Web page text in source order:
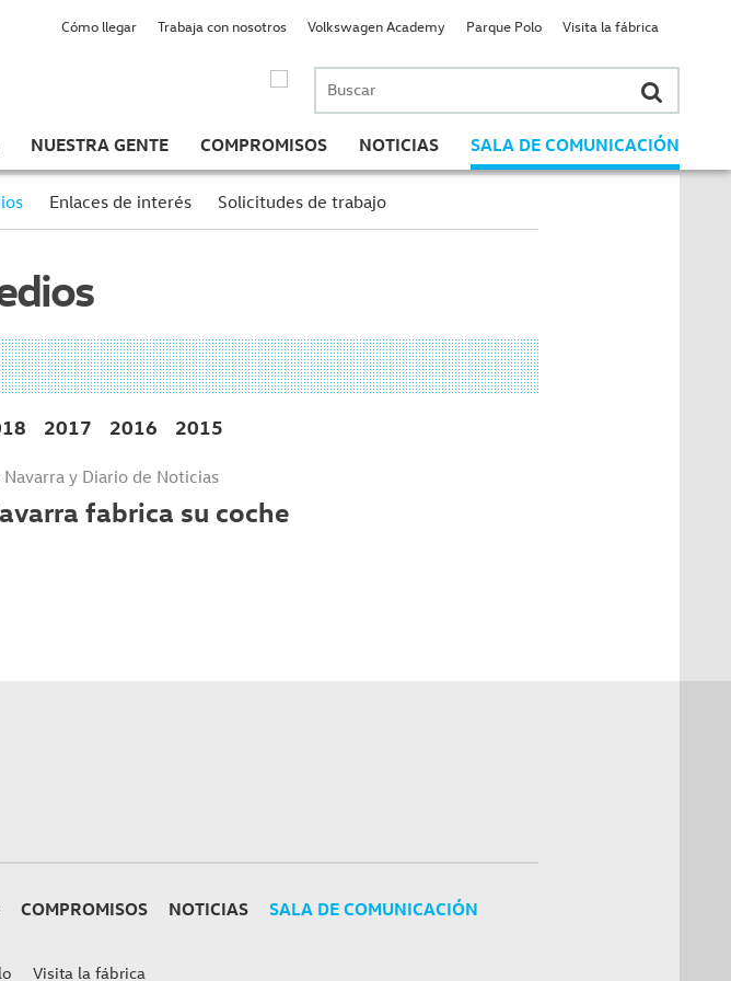
Buscar
por:
NUESTRA GENTE COMPROMISOS NOTICIAS SALA DE COMUNICACIÓN
Cómo llegar Trabaja con nosotros Volkswagen Academy Parque Polo Visita la fábrica
Enlaces de interés Solicitudes de trabajo
2017 2016 2015
Navarra y Diario de Noticias
fabrica su coche
COMPROMISOS NOTICIAS SALA DE COMUNICACIÓN
Visita la fábrica